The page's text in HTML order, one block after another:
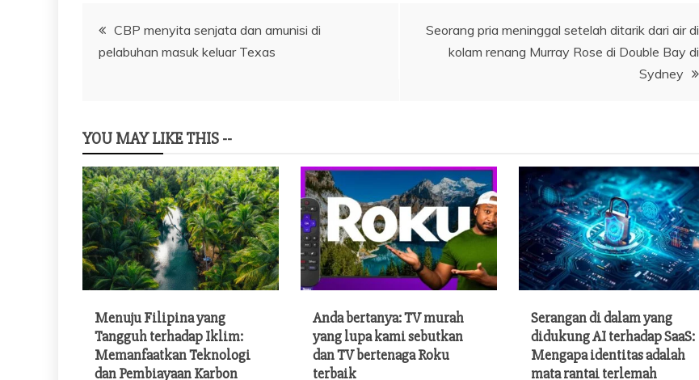
Navigasi
pos
CBP menyita senjata dan amunisi di
pelabuhan masuk keluar Texas
Seorang pria meninggal setelah ditarik dari air di
kolam renang Murray Rose di Double Bay di
Sydney
YOU MAY LIKE THIS --
Menuju Filipina yang
Tangguh terhadap Iklim:
Memanfaatkan Teknologi
dan Pembiayaan Karbon
Anda bertanya: TV murah
yang lupa kami sebutkan
dan TV bertenaga Roku
terbaik
Serangan di dalam yang
didukung AI terhadap SaaS:
Mengapa identitas adalah
mata rantai terlemah